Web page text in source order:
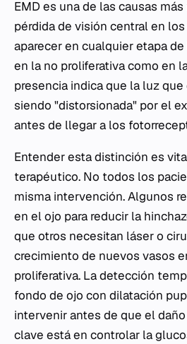
EMD es una de las causas
pérdida de visión central en
aparecer en cualquier etapa
en la no proliferativa como en
presencia indica que la luz
siendo "distorsionada" por el
antes de llegar a los
Entender esta distinción es
terapéutico. No todos los
misma intervención. Algunos
en el ojo para reducir la
que otros necesitan láser o
crecimiento de nuevos vasos
proliferativa. La detección
fondo de ojo con dilatación
intervenir antes de que el
clave está en controlar la